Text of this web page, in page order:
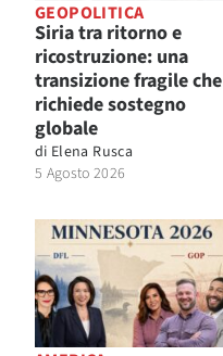
GEOPOLITICA
Siria tra ritorno e
ricostruzione: una
transizione fragile che
richiede sostegno
globale
di Elena Rusca
5 Agosto 2026